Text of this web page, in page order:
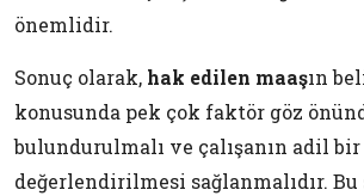
önemlidir.
Sonuç olarak, hak edilen maaşın
konusunda pek çok faktör göz
bulundurulmalı ve çalışanın adil
değerlendirilmesi sağlanmalıdır. Bu